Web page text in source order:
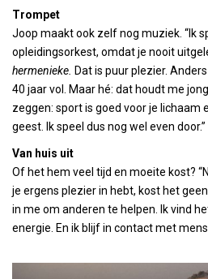
Trompet
Joop maakt ook zelf nog muziek. “Ik
opleidingsorkest, omdat je nooit
hermenieke. Dat is puur plezier.
40 jaar vol. Maar hé: dat houdt me
zeggen: sport is goed voor je lichaam
geest. Ik speel dus nog wel even door.”
Van huis uit
Of het hem veel tijd en moeite kost?
je ergens plezier in hebt, kost het
in me om anderen te helpen. Ik vind
energie. En ik blijf in contact met